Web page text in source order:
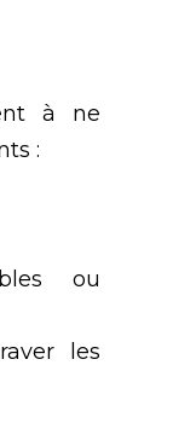
à ne
:
ou
les